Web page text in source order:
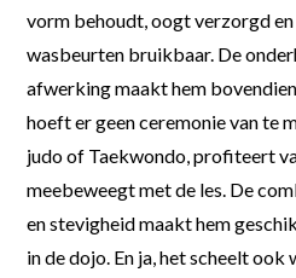
vorm behoudt, oogt verzorgd
wasbeurten bruikbaar. De
afwerking maakt hem
hoeft er geen ceremonie van te
judo of Taekwondo, profiteert
meebeweegt met de les. De
en stevigheid maakt hem
in de dojo. En ja, het scheelt ook